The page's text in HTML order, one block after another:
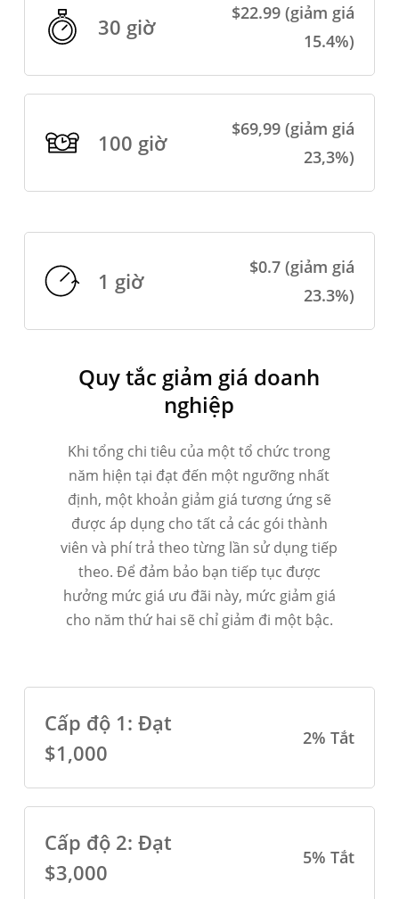
30 giờ
$22.99 (giảm giá
15.4%)
100 giờ
$69,99 (giảm giá
23,3%)
1 giờ
$0.7 (giảm giá
23.3%)
Quy tắc giảm giá doanh
nghiệp
Khi tổng chi tiêu của một tổ chức trong
năm hiện tại đạt đến một ngưỡng nhất
định, một khoản giảm giá tương ứng sẽ
được áp dụng cho tất cả các gói thành
viên và phí trả theo từng lần sử dụng tiếp
theo. Để đảm bảo bạn tiếp tục được
hưởng mức giá ưu đãi này, mức giảm giá
cho năm thứ hai sẽ chỉ giảm đi một bậc.
Cấp độ 1: Đạt
$1,000
2% Tắt
Cấp độ 2: Đạt
$3,000
5% Tắt